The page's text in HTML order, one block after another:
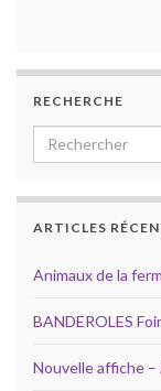
RECHERCHE
Search for:
ARTICLES
Animaux de la
BANDEROLES
Nouvelle affiche –